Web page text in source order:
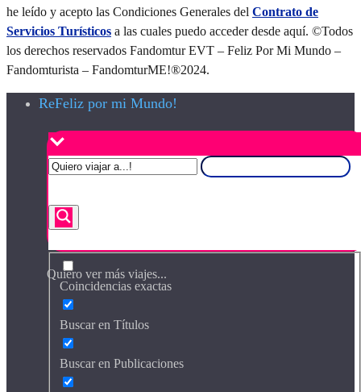
he leído y acepto las Condiciones Generales del Contrato de
Servicios Turísticos a las cuales puedo acceder desde aquí. ©Todos
los derechos reservados Fandomtur EVT – Feliz Por Mi Mundo –
Fandomturista – FandomturME!®2024.
ReFeliz por mi Mundo!
Quiero ver más viajes...
Coincidencias exactas
Buscar en Títulos
Buscar en Publicaciones